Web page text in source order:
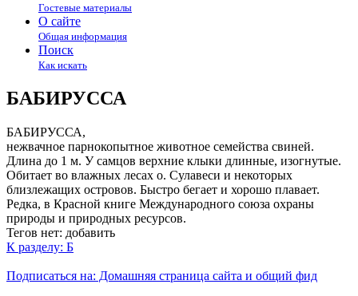
Гостевые материалы
О сайте
Общая информация
Поиск
Как искать
БАБИРУССА
БАБИРУССА,
нежвачное парнокопытное животное семейства свиней.
Длина до 1 м. У самцов верхние клыки длинные, изогнутые.
Обитает во влажных лесах о. Сулавеси и некоторых
близлежащих островов. Быстро бегает и хорошо плавает.
Редка, в Красной книге Международного союза охраны
природы и природных ресурсов.
Тегов нет: добавить
К разделу: Б
Подписаться на: Домашняя страница сайта и общий фид